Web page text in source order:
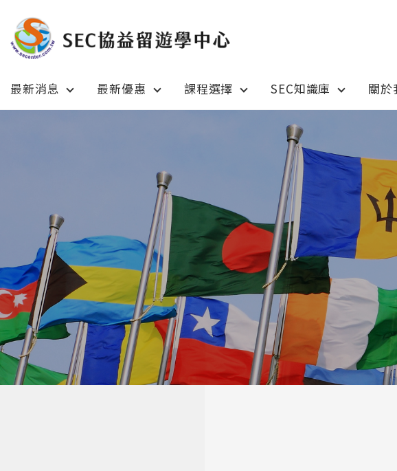
最新消息 最新優惠 課程選擇 SEC知識庫 關於
Latest News
日本 Japan
澳洲 Australia
英國 UK/愛爾蘭 Ireland
美國 USA
寒暑假遊學團 Camp
Promotion
最新
加拿大 Canada
日本 Japan
澳洲 Australia
英國 UK / 愛爾蘭IRELAND
美國 USA
紐西蘭 New Zealand
亞洲 Asia / 其他 Others